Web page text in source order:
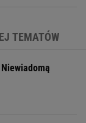
TEMATÓW